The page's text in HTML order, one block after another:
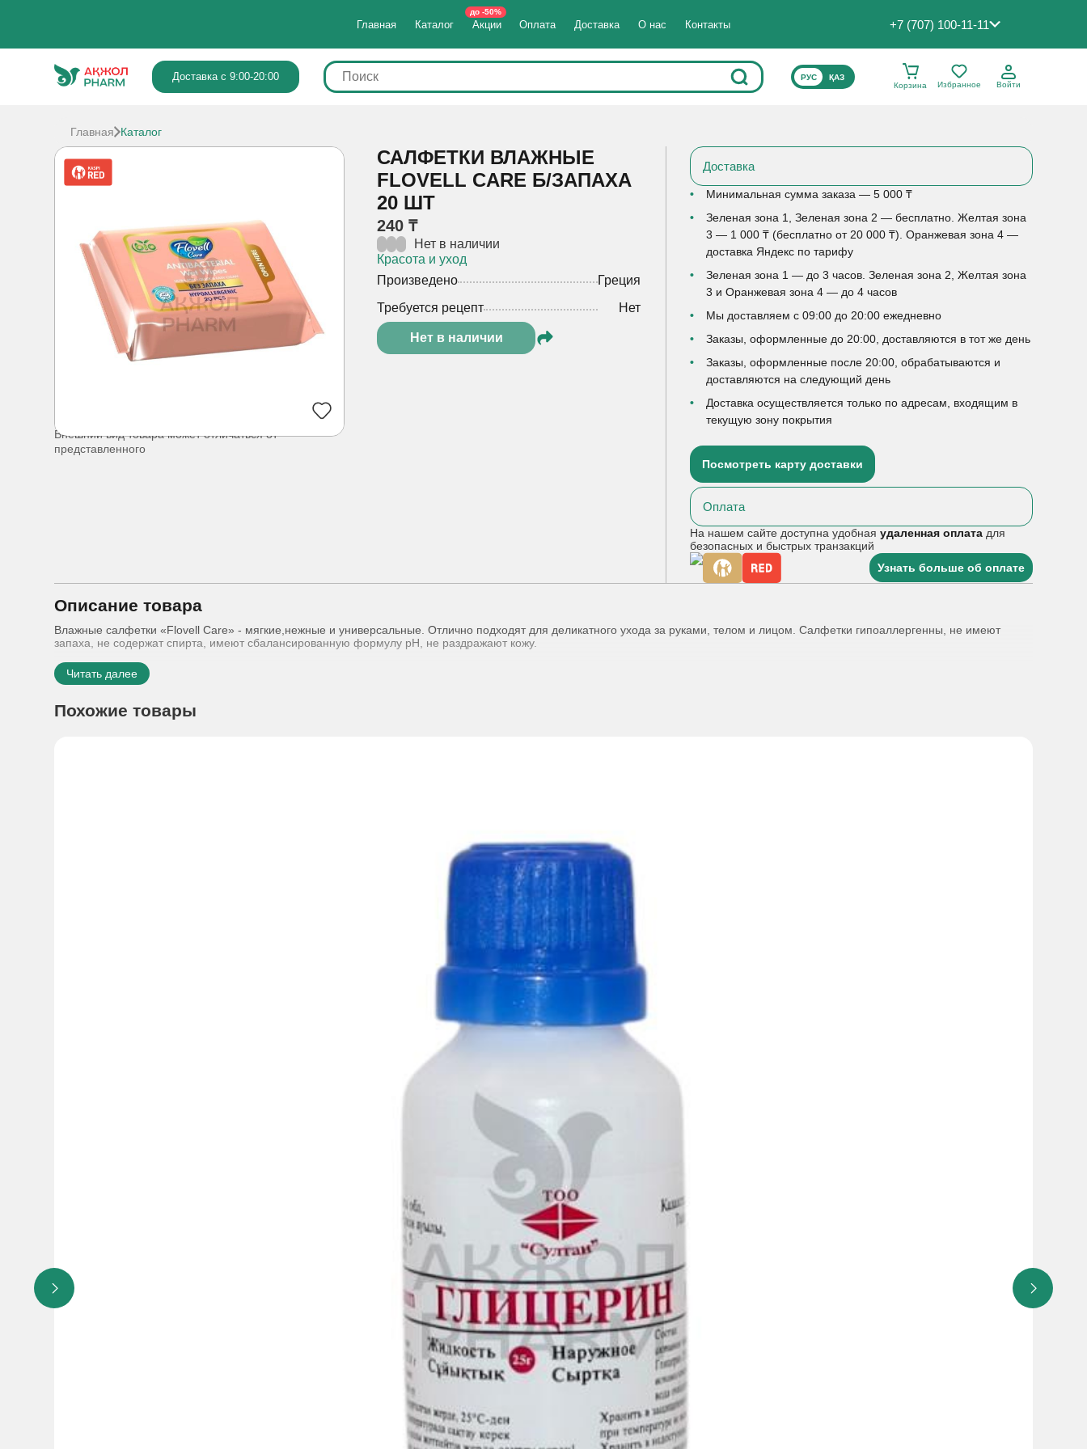
Главная Каталог Акции
до -50%
Оплата Доставка О нас Контакты +7 (707) 100-11-11
Доставка с 9:00-20:00 ВЫБЕРИТЕ ЯЗЫК САЙТА
РУС
ҚАЗ
Корзина
Избранное Войти
Главная Каталог
Внешний вид товара может отличаться от
представленного
САЛФЕТКИ ВЛАЖНЫЕ
FLOVELL CARЕ Б/ЗАПАХА
20 ШТ
240 ₸
Нет в наличии
Красота и уход
Произведено
Греция
Требуется рецепт
Нет
Нет в наличии
Доставка
Минимальная сумма заказа — 5 000 ₸
Зеленая зона 1, Зеленая зона 2 — бесплатно. Желтая зона
3 — 1 000 ₸ (бесплатно от 20 000 ₸). Оранжевая зона 4 —
доставка Яндекс по тарифу
Зеленая зона 1 — до 3 часов. Зеленая зона 2, Желтая зона
3 и Оранжевая зона 4 — до 4 часов
Мы доставляем с 09:00 до 20:00 ежедневно
Заказы, оформленные до 20:00, доставляются в тот же день
Заказы, оформленные после 20:00, обрабатываются и
доставляются на следующий день
Доставка осуществляется только по адресам, входящим в
текущую зону покрытия
Посмотреть карту доставки
Оплата
На нашем сайте доступна удобнаяудаленная оплата для
безопасных и быстрых транзакций
Узнать больше об оплате
Описание товара
Влажные салфетки «Flovell Care» - мягкие,нежные и универсальные. Отлично подходят для деликатного ухода за руками, телом и лицом. Салфетки гипоаллергенны, не имеют
запаха, не содержат спирта, имеют сбалансированную формулу рН, не раздражают кожу.
Читать далее
Похожие товары